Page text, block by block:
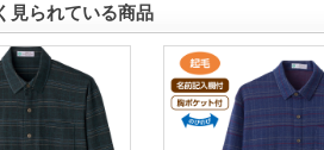
見られている商品